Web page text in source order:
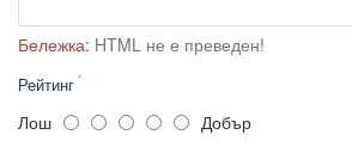
Бележка: HTML не е преведен!
Рейтинг
Лош Добър